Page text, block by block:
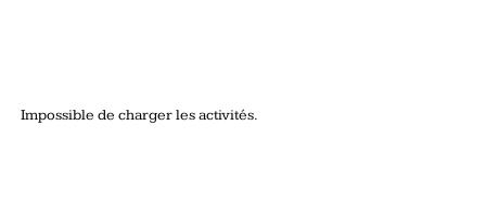
Impossible de charger les activités.